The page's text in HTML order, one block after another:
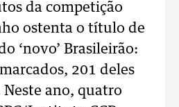
da competição
ostenta o título de
‘novo’ Brasileirão:
201 deles
ano, quatro